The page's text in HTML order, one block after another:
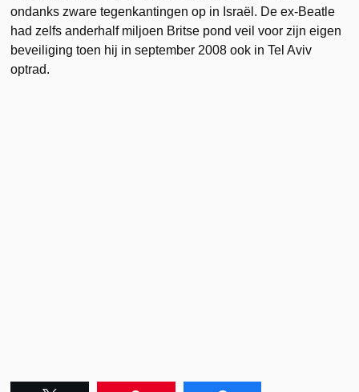
ondanks zware tegenkantingen op in Israël. De ex-Beatle
had zelfs anderhalf miljoen Britse pond veil voor zijn eigen
beveiliging toen hij in september 2008 ook in Tel Aviv
optrad.